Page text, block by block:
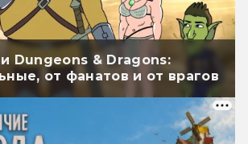
Dungeons & Dragons:
от фанатов и от врагов